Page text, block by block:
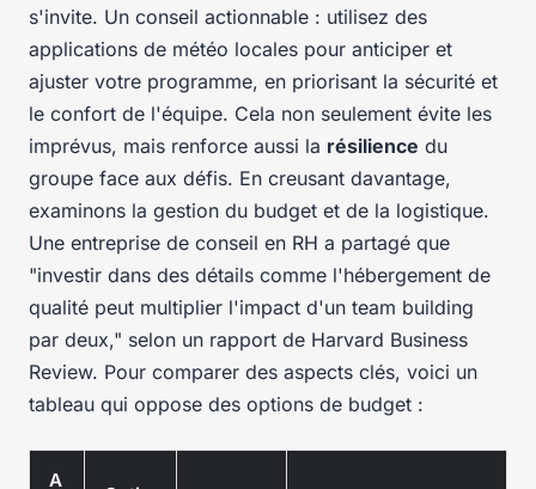
s'invite. Un conseil actionnable : utilisez des
applications de météo locales pour anticiper et
ajuster votre programme, en priorisant la sécurité et
le confort de l'équipe. Cela non seulement évite les
imprévus, mais renforce aussi la résilience du
groupe face aux défis. En creusant davantage,
examinons la gestion du budget et de la logistique.
Une entreprise de conseil en RH a partagé que
"investir dans des détails comme l'hébergement de
qualité peut multiplier l'impact d'un team building
par deux," selon un rapport de Harvard Business
Review. Pour comparer des aspects clés, voici un
tableau qui oppose des options de budget :
A